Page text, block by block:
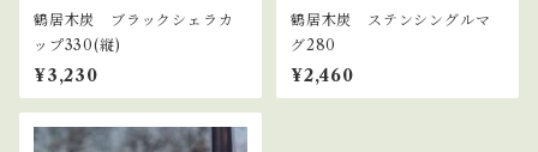
鶴居木炭 ブラックシェラカ
ップ330(縦)
¥3,230
鶴居木炭 ステンシングルマ
グ280
¥2,460